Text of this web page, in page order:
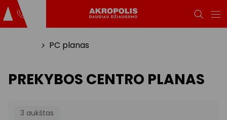
PC planas
PREKYBOS CENTRO PLANAS